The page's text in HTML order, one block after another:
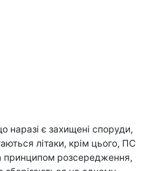
наразі є захищені споруди,
літаки, крім цього, ПС
принципом розсередження,